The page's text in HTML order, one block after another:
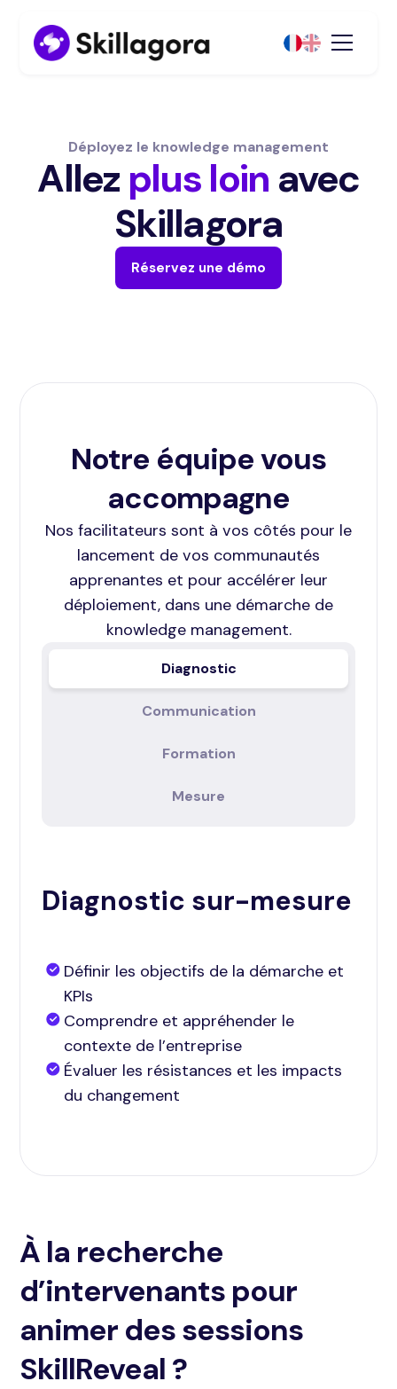
Déployez le knowledge management
Allez plus loin avec
Skillagora
Réservez une démo
Notre équipe vous
accompagne
Nos facilitateurs sont à vos côtés pour le
lancement de vos communautés
apprenantes et pour accélérer leur
déploiement, dans une démarche de
knowledge management.
Diagnostic
Communication
Formation
Mesure
Diagnostic sur-mesure
Définir les objectifs de la démarche et
KPIs
Comprendre et appréhender le
contexte de l’entreprise
Évaluer les résistances et les impacts
du changement
À la recherche
d’intervenants pour
animer des sessions
SkillReveal ?